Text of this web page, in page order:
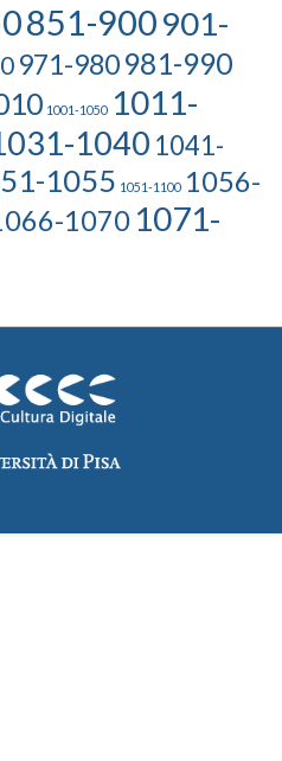
851-900901-
971-980981-990
1001-1050 1011-
1040 1041-
1055 1051-1100 1056-
1070 1071-